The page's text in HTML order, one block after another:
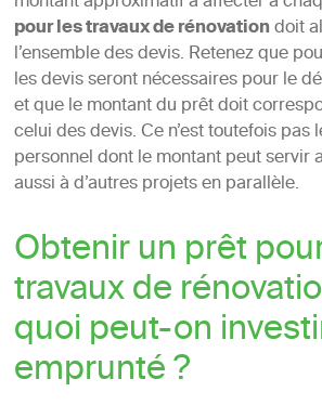
pour les travaux de rénovationdoit
l’ensemble des devis. Retenez que
les devis seront nécessaires pour le
et que le montant du prêt doit
celui des devis. Ce n’est toutefois pas
personnel dont le montant peut servir
aussi à d’autres projets en parallèle.
Obtenir un prêt
travaux de
quoi peut-on
emprunté ?